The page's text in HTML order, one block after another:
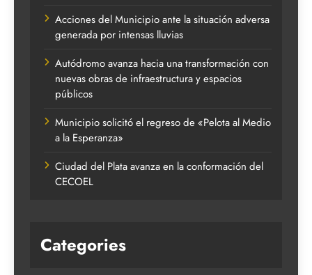
Acciones del Municipio ante la situación adversa
generada por intensas lluvias
Autódromo avanza hacia una transformación con
nuevas obras de infraestructura y espacios
públicos
Municipio solicitó el regreso de «Pelota al Medio
a la Esperanza»
Ciudad del Plata avanza en la conformación del
CECOEL
Categories